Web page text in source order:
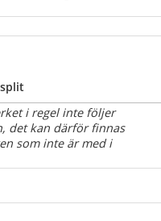
i regel inte följer
det kan därför finnas
som inte är med i